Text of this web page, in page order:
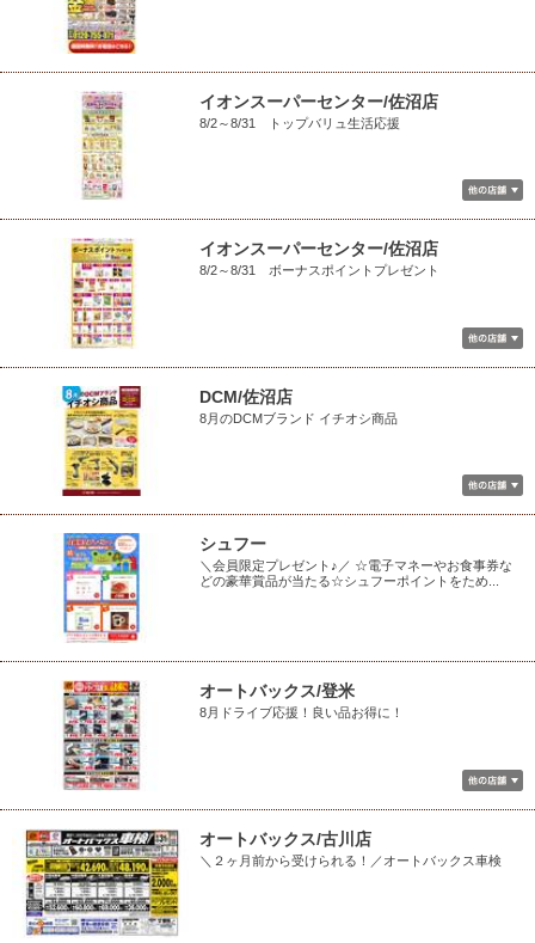
イオンスーパーセンター/佐沼店
8/2～8/31 トップバリュ生活応援
イオンスーパーセンター/佐沼店
8/2～8/31 ボーナスポイントプレゼント
DCM/佐沼店
8月のDCMブランド イチオシ商品
シュフー
＼会員限定プレゼント♪／ ☆電子マネーやお食事券な
どの豪華賞品が当たる☆シュフーポイントをため...
オートバックス/登米
8月ドライブ応援！良い品お得に！
オートバックス/古川店
＼２ヶ月前から受けられる！／オートバックス車検